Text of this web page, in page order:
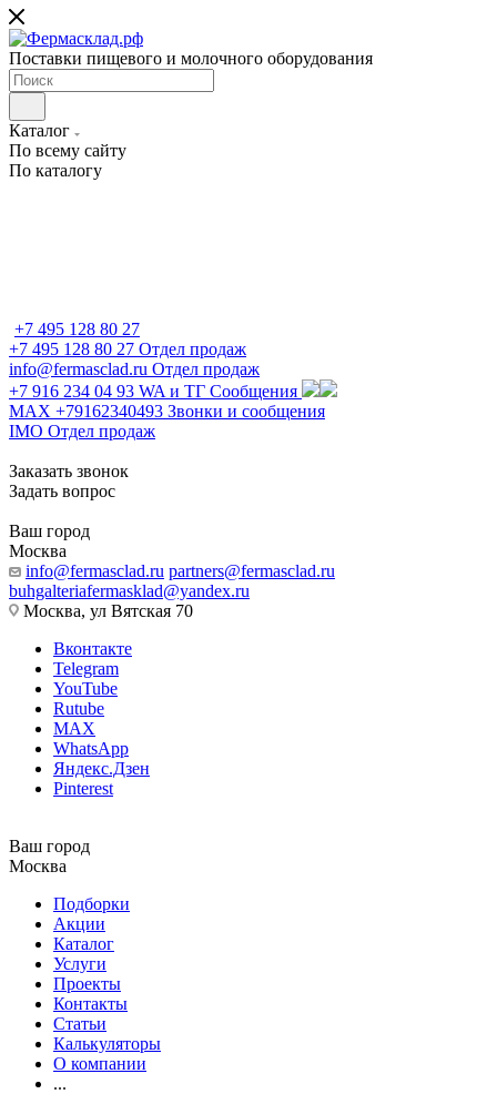
Поставки пищевого и молочного оборудования
Каталог
По всему сайту
По каталогу
+7 495 128 80 27
+7 495 128 80 27 Отдел продаж
info@fermasclad.ru Отдел продаж
+7 916 234 04 93 WA и ТГ Сообщения
MAX +79162340493 Звонки и сообщения
IMO Отдел продаж
Заказать звонок
Задать вопрос
Ваш город
Москва
info@fermasclad.ru partners@fermasclad.ru
buhgalteriafermasklad@yandex.ru
Москва, ул Вятская 70
Вконтакте
Telegram
YouTube
Rutube
MAX
WhatsApp
Яндекс.Дзен
Pinterest
Ваш город
Москва
Подборки
Акции
Каталог
Услуги
Проекты
Контакты
Статьи
Калькуляторы
О компании
...